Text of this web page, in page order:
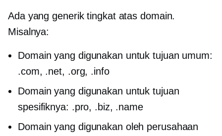
Ada yang generiktingkat atas domain.
Misalnya:
Domain yang digunakan untuk tujuan umum:
.com, .net, .org, .info
Domain yang digunakan untuk tujuan
spesifiknya: .pro, .biz, .name
Domain yang digunakan oleh perusahaan